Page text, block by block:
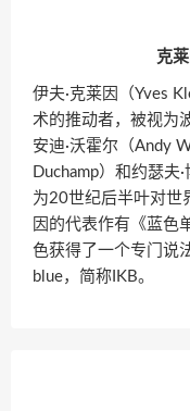
克
伊夫·克莱因（Yves
术的推动者，被视为
安迪·沃霍尔（Andy
Duchamp）和约瑟夫
为20世纪后半叶对世
因的代表作有《蓝色
色获得了一个专门说
blue，简称IKB。